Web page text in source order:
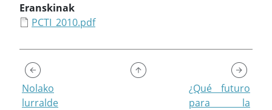
Eranskinak
PCTI_2010.pdf
Nolako
lurralde
¿Qué futuro
para la